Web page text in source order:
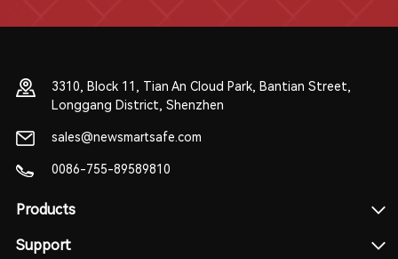
3310, Block 11, Tian An Cloud Park, Bantian Street,
Longgang District, Shenzhen
sales@newsmartsafe.com
0086-755-89589810
Products
Support